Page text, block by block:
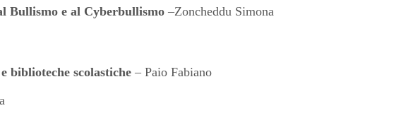
Bullismo e al Cyberbullismo –Zoncheddu Simona
biblioteche scolastiche – Paio Fabiano